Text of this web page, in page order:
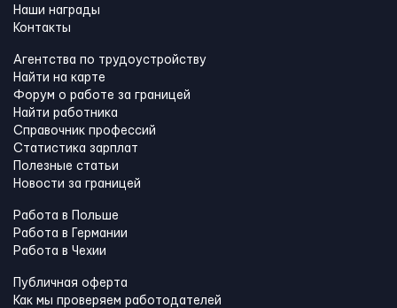
Наши награды
Контакты
Агентства по трудоустройству
Найти на карте
Форум о работе за границей
Найти работника
Справочник профессий
Статистика зарплат
Полезные статьи
Новости за границей
Работа в Польше
Работа в Германии
Работа в Чехии
Публичная оферта
Как мы проверяем работодателей